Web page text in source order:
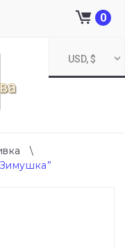
USD, $
0
\